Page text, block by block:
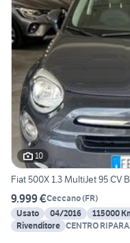
10
Fiat 500X 1.3 MultiJet 95 CV
9.999 €Ceccano(FR)
Usato
04/2016 115000
Rivenditore CENTRO